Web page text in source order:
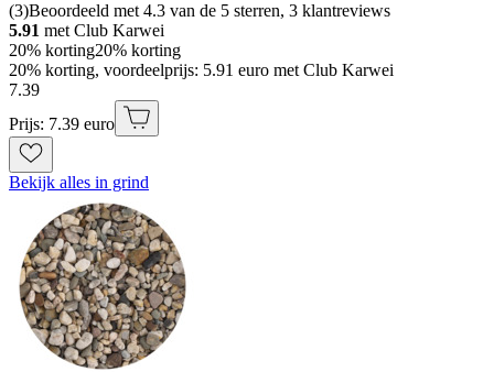
(3)Beoordeeld met 4.3 van de 5 sterren, 3 klantreviews
5.91 met Club Karwei
20% korting20% korting
20% korting, voordeelprijs: 5.91 euro met Club Karwei
7.39
Prijs: 7.39 euro
Bekijk alles in grind